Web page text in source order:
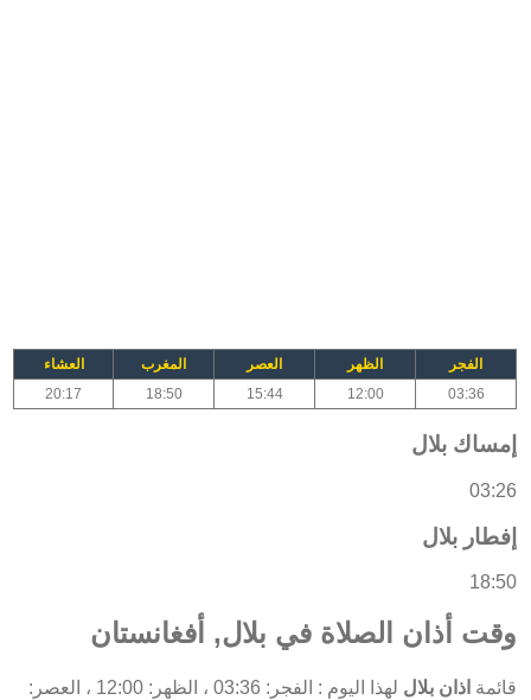
الفجر الظهر العصر المغرب
العشاء
03:36
12:00
15:44
18:50
20:17
إمساك بلال
03:26
إفطار بلال
18:50
وقت أذان الصلاة في بلال, أفغانستان
قائمة اذان بلال
لهذا اليوم : الفجر: 03:36 ، الظهر: 12:00 ، العصر: